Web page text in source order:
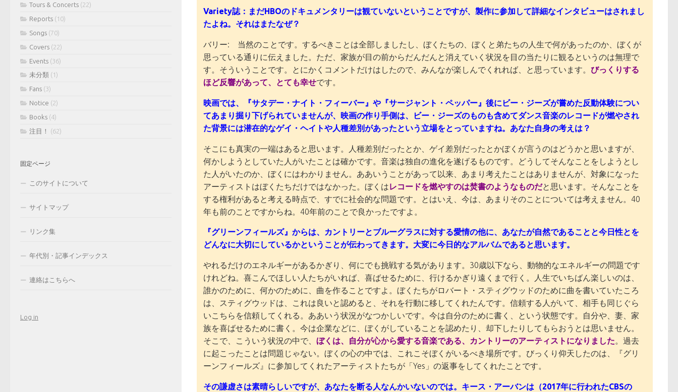
Variety誌：まだHBOのドキュメンタリーは観ていないということですが、製作に参加して詳細なインタビューはされまし
たよね。それはまたなぜ？
バリー: 当然のことです。するべきことは全部しましたし、ぼくたちの、ぼくと弟たちの人生で何があったのか、ぼくが
思っている通りに伝えました。ただ、家族が目の前からだんだんと消えていく状況を目の当たりに観るというのは無理で
す。そういうことです。とにかくコメントだけはしたので、みんなが楽しんでくれれば、と思っています。 びっくりする
ほど反響があって、とても幸せです。
映画では、『サタデー・ナイト・フィーバー』や『サージャント・ペッパー』後にビー・ジーズが嘗めた反動体験につい
てあまり掘り下げられていませんが、映画の作り手側は、ビー・ジーズのものも含めてダンス音楽のレコードが燃やされ
た背景には潜在的なゲイ・ヘイトや人種差別があったという立場をとっていますね。あなた自身の考えは？
そこにも真実の一端はあると思います。人種差別だったとか、ゲイ差別だったとかぼくが言うのはどうかと思いますが、
何かしようとしていた人がいたことは確かです。音楽は独自の進化を遂げるものです。どうしてそんなことをしようとし
た人がいたのか、ぼくにはわかりません。ああいうことがあって以来、あまり考えたことはありませんが、対象になった
アーティストはぼくたちだけではなかった。ぼくはレコードを燃やすのは焚書のようなものだと思います。そんなことを
する権利があると考える時点で、すでに社会的な問題です。とはいえ、今は、あまりそのことについては考えません。40
年も前のことですからね。40年前のことで良かったですよ。
『グリーンフィールズ』からは、カントリーとブルーグラスに対する愛情の他に、あなたが自然であることと今日性とを
どんなに大切にしているかということが伝わってきます。大変に今日的なアルバムであると思います。
やれるだけのエネルギーがあるかぎり、何にでも挑戦する気があります。30歳以下なら、動物的なエネルギーの問題です
けれどね。喜こんでほしい人たちがいれば、喜ばせるために、行けるかぎり遠くまで行く。人生でいちばん楽しいのは、
誰かのために、何かのために、曲を作ることですよ。ぼくたちがロバート・スティグウッドのために曲を書いていたころ
は、スティグウッドは、これは良いと認めると、それを行動に移してくれたんです。信頼する人がいて、相手も同じぐら
いこちらを信頼してくれる。ああいう状況がなつかしいです。今は自分のために書く、という状態です。自分や、妻、家
族を喜ばせるために書く。今は企業などに、ぼくがしていることを認めたり、却下したりしてもらおうとは思いません。
そこで、こういう状況の中で、 ぼくは、自分が心から愛する音楽である、カントリーのアーティストになりました。過去
に起こったことは問題じゃない。ぼくの心の中では、これこそぼくがいるべき場所です。びっくり仰天したのは、『グリ
ーンフィールズ』に参加してくれたアーティストたちが「Yes」の返事をしてくれたことです。
その謙虚さは素晴らしいですが、あなたを断る人なんかいないのでは。キース・アーバンは（2017年に行われたCBSの
Tours & Concerts (22)
Reports (10)
Songs (70)
Covers (22)
Events (36)
未分類 (1)
Fans (3)
Notice (2)
Books (4)
注目！
(62)
固定ページ
このサイトについて
サイトマップ
リンク集
年代別・記事インデックス
連絡はこちらへ
Log in